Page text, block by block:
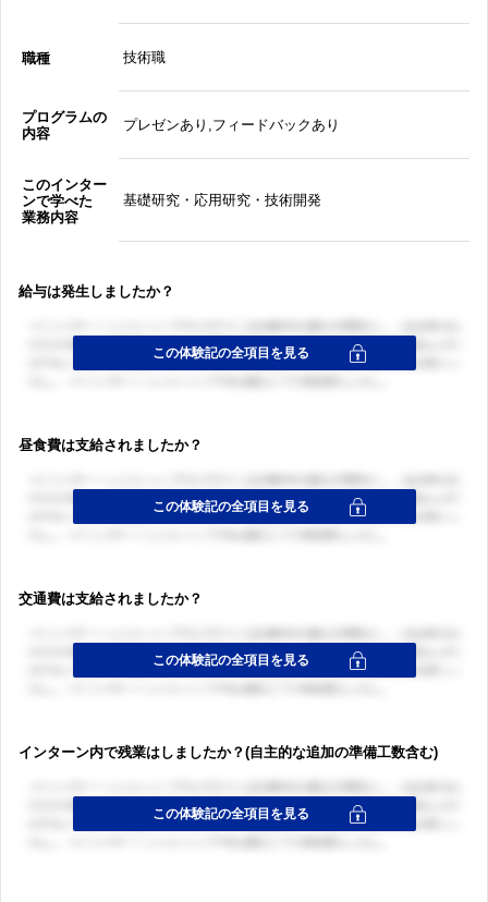
職種 技術職
プログラムの
内容
プレゼンあり,フィードバックあり
このインター
ンで学べた
業務内容
基礎研究・応用研究・技術開発
給与は発生しましたか？
昼食費は支給されましたか？
交通費は支給されましたか？
インターン内で残業はしましたか？(自主的な追加の準備工数含む)